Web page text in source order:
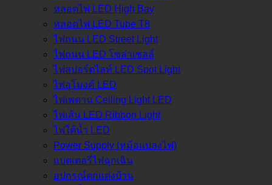
หลอดไฟ LED High Bay
หลอดไฟ LED Tube T8
ไฟถนน LED Street Light
ไฟถนน LED โซล่าเชลล์
ไฟสปอร์ตไลท์ LED Spot Light
ไฟอุโมงค์ LED
ไฟเพดาน Ceiling Light LED
ไฟเส้น LED Ribbon Light
ไฟใต้น้ำ LED
Power Supply (หม้อแปลงไฟ)
แบตเตอรี่ไฟฉุกเฉิน
อุปกรณ์ตกแต่งบ้าน